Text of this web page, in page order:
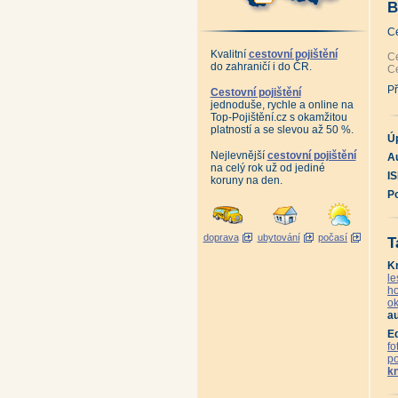
Kvalitní cestovní pojištění
do zahraničí i do ČR.
Cestovní pojištění
jednoduše, rychle a online na
Top-Pojištění.cz s okamžitou
platností a se slevou až 50 %.
Nejlevnější cestovní pojištění
na celý rok už od jediné
koruny na den.
doprava ubytování počasí